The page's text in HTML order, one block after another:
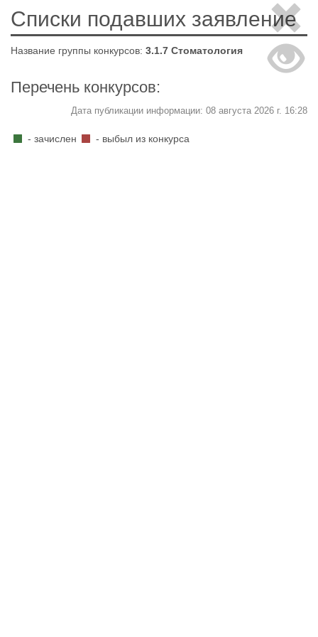
Списки подавших заявление
Название группы конкурсов: 3.1.7 Стоматология
Перечень конкурсов:
Дата публикации информации: 08 августа 2026 г. 16:28
- зачислен - выбыл из конкурса